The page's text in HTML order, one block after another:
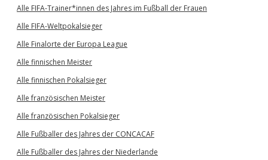
Alle FIFA-Trainer*innen des Jahres im Fußball der Frauen
Alle FIFA-Weltpokalsieger
Alle Finalorte der Europa League
Alle finnischen Meister
Alle finnischen Pokalsieger
Alle französischen Meister
Alle französischen Pokalsieger
Alle Fußballer des Jahres der CONCACAF
Alle Fußballer des Jahres der Niederlande